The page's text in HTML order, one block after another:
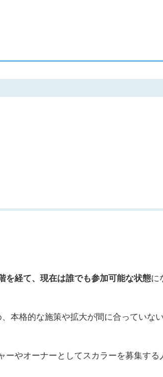
を経て、現在は誰でも参加可能な状態に
本格的な施策や拡大が間に合っていな
やオーナーとしてスカラーを募集する